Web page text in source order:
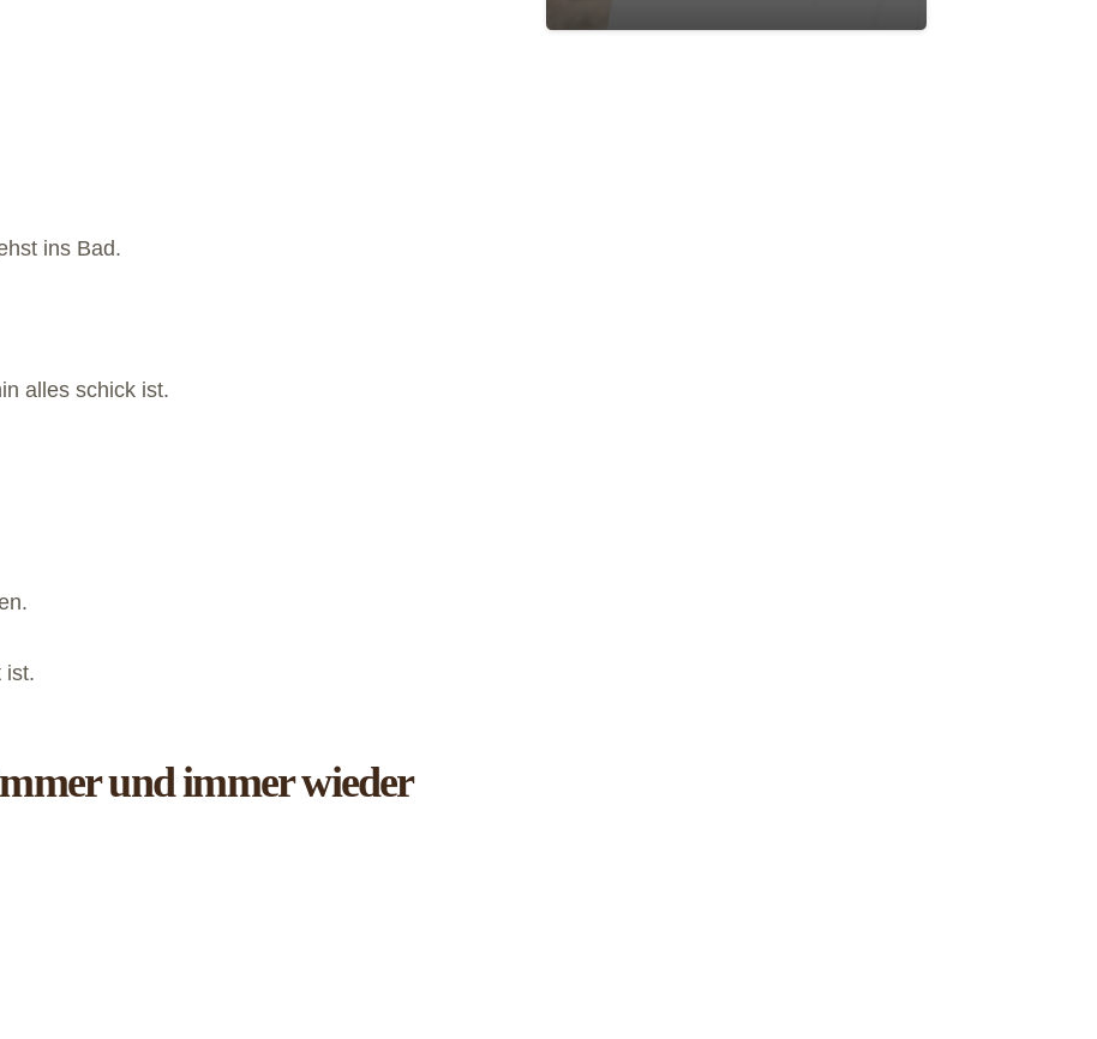
ins Bad.
alles schick ist.
ist.
und immer wieder